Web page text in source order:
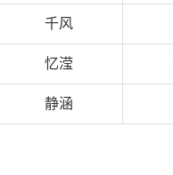
千风
忆滢
静涵